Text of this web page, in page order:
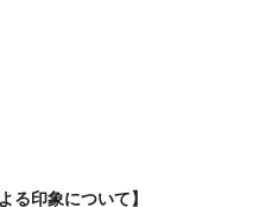
る印象について】